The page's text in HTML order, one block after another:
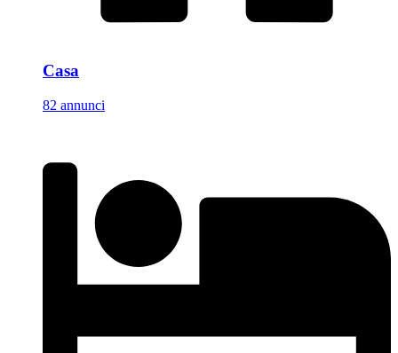
Casa
82 annunci